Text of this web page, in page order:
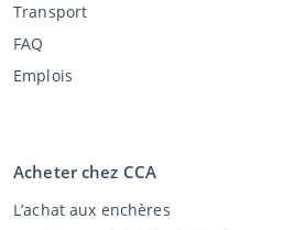
Transport
FAQ
Emplois
Acheter chez CCA
L’achat aux enchères